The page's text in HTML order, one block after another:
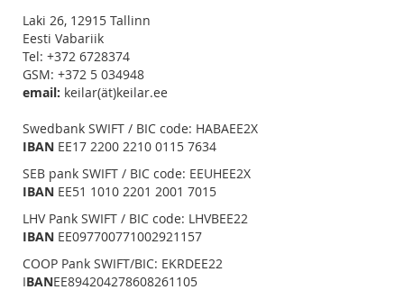
Laki 26, 12915 Tallinn
Eesti Vabariik
Tel: +372 6728374
GSM: +372 5 034948
email: keilar(ät)keilar.ee
Swedbank SWIFT / BIC code: HABAEE2X
IBAN EE17 2200 2210 0115 7634
SEB pank SWIFT / BIC code: EEUHEE2X
IBAN EE51 1010 2201 2001 7015
LHV Pank SWIFT / BIC code: LHVBEE22
IBAN EE097700771002921157
COOP Pank SWIFT/BIC: EKRDEE22
IBANEE894204278608261105